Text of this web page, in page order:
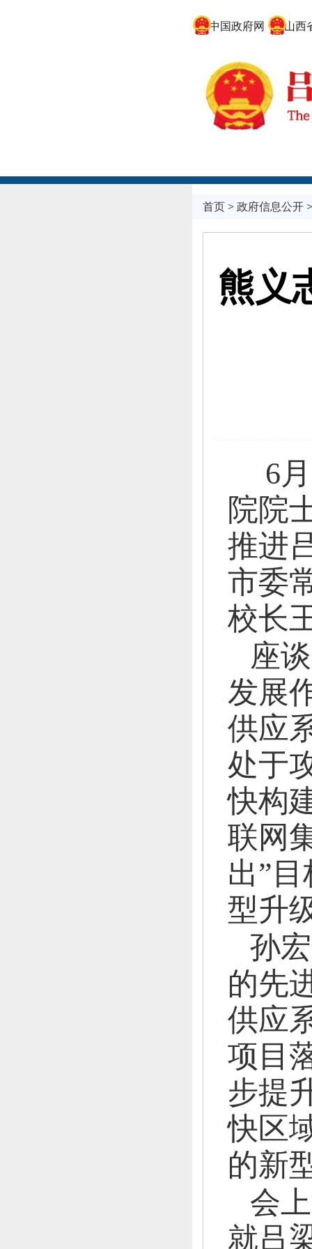
中国政府网 山西省
首页> 政府信息公开
熊义
6
院院
推进
市委
校长
座
发展
供应
处于
快构
联网
出”
型升
孙
的先
供应
项目
步提
快区
的新
会
就吕